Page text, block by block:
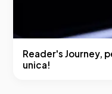
Reader's Journey,
unica!